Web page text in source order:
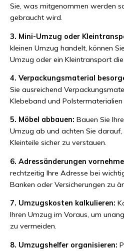
Sie, was mitgenommen werden
gebraucht wird.
3. Mini-Umzug oder
kleinen Umzug handelt, können
Umzug oder ein Kleintransport
4. Verpackungsmaterial
Sie ausreichend
Klebeband und
5. Möbel abbauen: Bauen Sie
Umzug ab und achten Sie darauf,
Kleinteile sicher zu verstauen.
6. Adressänderungen
rechtzeitig Ihre Adresse bei
Banken oder Versicherungen zu
7. Umzugskosten kalkulieren:
Ihren Umzug im Voraus, um
zu vermeiden.
8. Umzugshelfer organisieren: